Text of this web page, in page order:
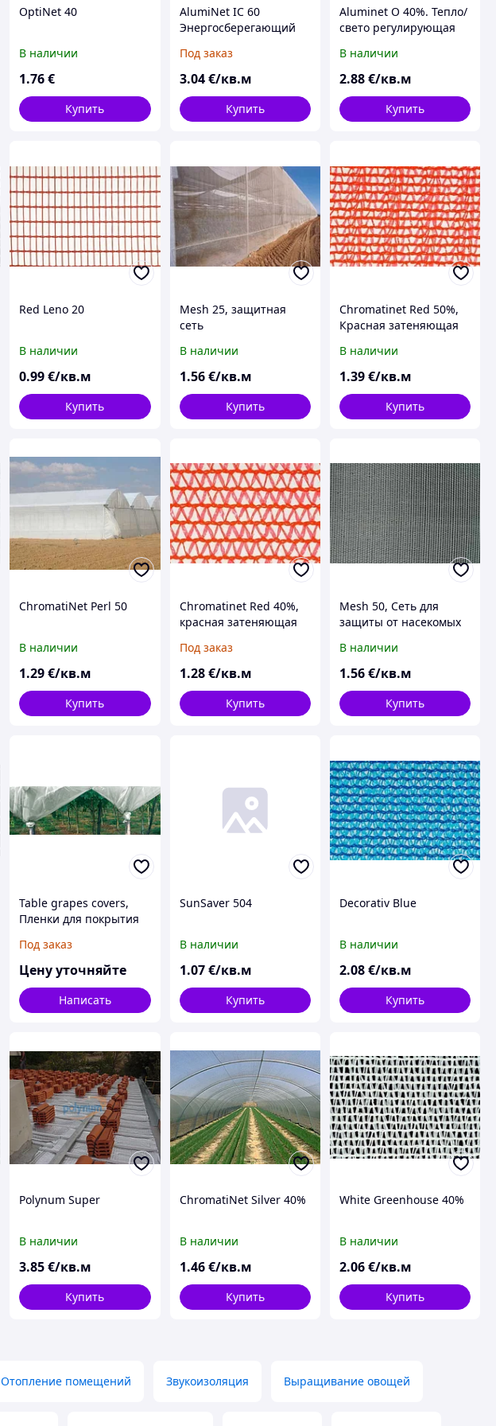
OptiNet 40
В наличии
1.76€
Купить
AlumiNet IC 60
Энергосберегающий
Под заказ
3.04 €/кв.м
Купить
Aluminet O 40%. Тепло/
свето регулирующая
низким затенением
В наличии
2.88€/кв.м
Купить
Red Leno 20
В наличии
0.99€/кв.м
Купить
Mesh 25, защитная
сеть
В наличии
1.56 €/кв.м
Купить
Chromatinet Red 50%,
Красная затеняющая
роста растений
В наличии
1.39€/кв.м
Купить
ChromatiNet Perl 50
В наличии
1.29€/кв.м
Купить
Chromatinet Red 40%,
красная затеняющая
роста растений
Под заказ
1.28 €/кв.м
Купить
Mesh 50, Сеть для
защиты от насекомых
В наличии
1.56€/кв.м
Купить
Table grapes covers,
Пленки для покрытия
Под заказ
Цену уточняйте
Написать
SunSaver 504
В наличии
1.07 €/кв.м
Купить
Decorativ Blue
В наличии
2.08€/кв.м
Купить
Polynum Super
В наличии
3.85€/кв.м
Купить
ChromatiNet Silver 40%
В наличии
1.46 €/кв.м
Купить
White Greenhouse 40%
В наличии
2.06€/кв.м
Купить
Отопление помещений Звукоизоляция Выращивание овощей